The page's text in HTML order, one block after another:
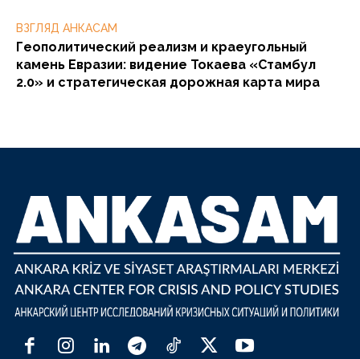
ВЗГЛЯД АНКАСАМ
Геополитический реализм и краеугольный
камень Евразии: видение Токаева «Стамбул
2.0» и стратегическая дорожная карта мира